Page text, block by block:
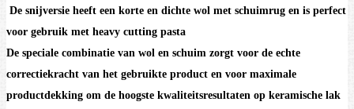
De snijversie heeft een korte en dichte wol met schuimrug en is perfect
voor gebruik met heavy cutting pasta
De speciale combinatie van wol en schuim zorgt voor de echte
correctiekracht van het gebruikte product en voor maximale
productdekking om de hoogste kwaliteitsresultaten op keramische lak